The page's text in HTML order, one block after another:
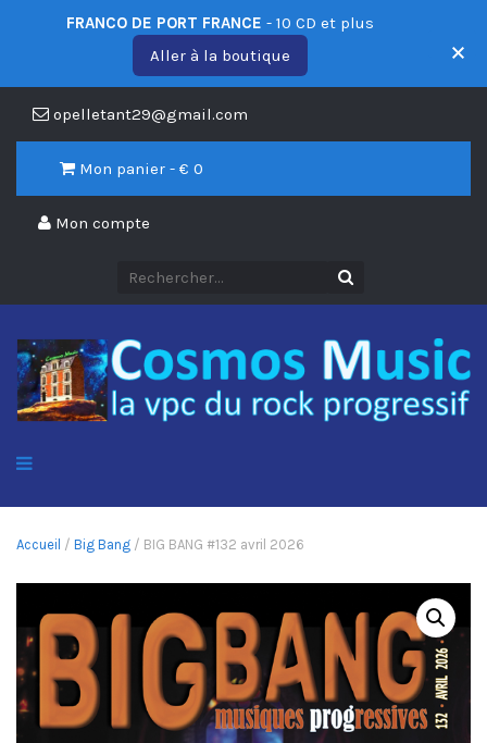
opelletant29@gmail.com
Mon panier - € 0
Mon compte
Accueil / Big Bang / BIG BANG #132 avril 2026
FRANCO DE PORT FRANCE - 10 CD et plus
Aller à la boutique